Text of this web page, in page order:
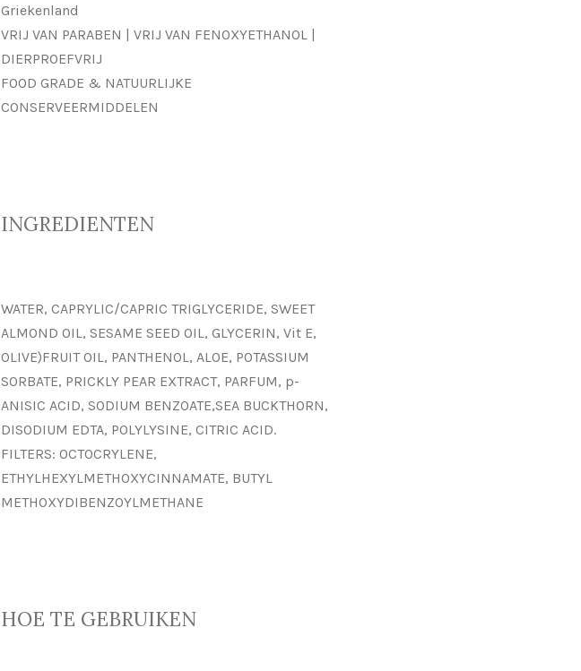
Griekenland
VRIJ VAN PARABEN | VRIJ VAN FENOXYETHANOL |
DIERPROEFVRIJ
FOOD GRADE & NATUURLIJKE
CONSERVEERMIDDELEN
INGREDIENTEN
WATER, CAPRYLIC/CAPRIC TRIGLYCERIDE, SWEET
ALMOND OIL, SESAME SEED OIL, GLYCERIN, Vit E,
OLIVE)FRUIT OIL, PANTHENOL, ALOE, POTASSIUM
SORBATE, PRICKLY PEAR EXTRACT, PARFUM, p-
ANISIC ACID, SODIUM BENZOATE,SEA BUCKTHORN,
DISODIUM EDTA, POLYLYSINE, CITRIC ACID.
FILTERS: OCTOCRYLENE,
ETHYLHEXYLMETHOXYCINNAMATE, BUTYL
METHOXYDIBENZOYLMETHANE
HOE TE GEBRUIKEN